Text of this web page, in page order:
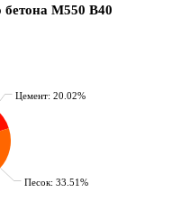
Цемент: 20.02%
Песок: 33.51%
бетона М550 B40